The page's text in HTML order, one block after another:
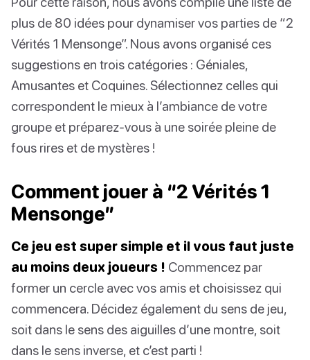
plus de 80 idées pour dynamiser vos parties de “2
Vérités 1 Mensonge”. Nous avons organisé ces
suggestions en trois catégories : Géniales,
Amusantes et Coquines. Sélectionnez celles qui
correspondent le mieux à l’ambiance de votre
groupe et préparez-vous à une soirée pleine de
fous rires et de mystères !
Comment jouer à “2 Vérités 1
Mensonge”
Ce jeu est super simple et il vous faut juste
au moins deux joueurs ! Commencez par
former un cercle avec vos amis et choisissez qui
commencera. Décidez également du sens de jeu,
soit dans le sens des aiguilles d’une montre, soit
dans le sens inverse, et c’est parti !